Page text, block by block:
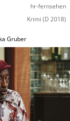
hr-fernsehen
Krimi (D 2018)
Gruber